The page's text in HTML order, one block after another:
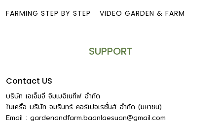
FARMING STEP BY STEP
VIDEO GARDEN & FARM
SUPPORT
Contact US
บริษัท เอเอ็มอี อิมเมจิเนทีฟ จำกัด
ในเครือ บริษัท อมรินทร์ คอร์เปอเรชั่นส์ จำกัด (มหาชน)
Email : gardenandfarm.baanlaesuan@gmail.com